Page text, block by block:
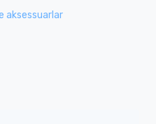
aksessuarlar